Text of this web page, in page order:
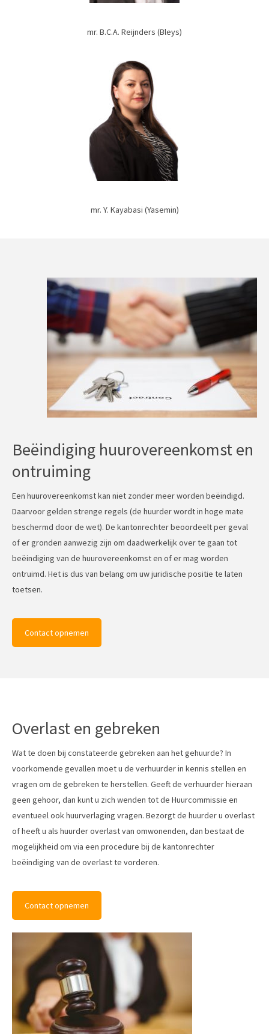
mr. B.C.A. Reijnders (Bleys)
mr. Y. Kayabasi (Yasemin)
Beëindiging huurovereenkomst en
ontruiming
Een huurovereenkomst kan niet zonder meer worden beëindigd.
Daarvoor gelden strenge regels (de huurder wordt in hoge mate
beschermd door de wet). De kantonrechter beoordeelt per geval
of er gronden aanwezig zijn om daadwerkelijk over te gaan tot
beëindiging van de huurovereenkomst en of er mag worden
ontruimd. Het is dus van belang om uw juridische positie te laten
toetsen.
Contact opnemen
Overlast en gebreken
Wat te doen bij constateerde gebreken aan het gehuurde? In
voorkomende gevallen moet u de verhuurder in kennis stellen en
vragen om de gebreken te herstellen. Geeft de verhuurder hieraan
geen gehoor, dan kunt u zich wenden tot de Huurcommissie en
eventueel ook huurverlaging vragen. Bezorgt de huurder u overlast
of heeft u als huurder overlast van omwonenden, dan bestaat de
mogelijkheid om via een procedure bij de kantonrechter
beëindiging van de overlast te vorderen.
Contact opnemen